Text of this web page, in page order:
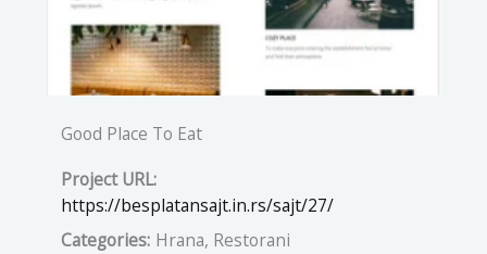
Good Place To Eat
Project URL:
https://besplatansajt.in.rs/sajt/27/
Categories: Hrana, Restorani